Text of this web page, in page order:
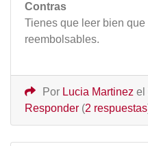
Contras
Tienes que leer bien que
reembolsables.
Por Lucia Martinez el
Responder (2 respuestas